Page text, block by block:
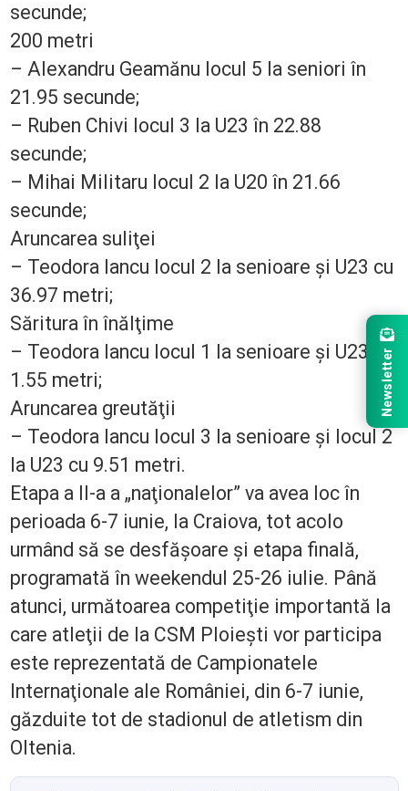
secunde;
200 metri
– Alexandru Geamănu locul 5 la seniori în
21.95 secunde;
– Ruben Chivi locul 3 la U23 în 22.88
secunde;
– Mihai Militaru locul 2 la U20 în 21.66
secunde;
Aruncarea suliţei
– Teodora Iancu locul 2 la senioare şi U23 cu
36.97 metri;
Săritura în înălţime
– Teodora Iancu locul 1 la senioare şi U23 cu
1.55 metri;
Aruncarea greutăţii
– Teodora Iancu locul 3 la senioare şi locul 2
la U23 cu 9.51 metri.
Etapa a II-a a „naţionalelor” va avea loc în
perioada 6-7 iunie, la Craiova, tot acolo
urmând să se desfăşoare şi etapa finală,
programată în weekendul 25-26 iulie. Până
atunci, următoarea competiţie importantă la
care atleţii de la CSM Ploieşti vor participa
este reprezentată de Campionatele
Internaţionale ale României, din 6-7 iunie,
găzduite tot de stadionul de atletism din
Oltenia.
Newsletter